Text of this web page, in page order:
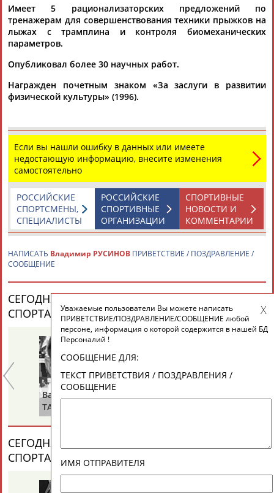
Каримжан
АБДРАХМАНОВ
Аделя
Андрей
Герман
Рамазан
Тагир
Камалудин
АБДУЛДАУДОВ
Абдула
АБДУЛЖАЛИЛОВАБДУЛКАГИРОВАБДУЛЛАЕВ
24 персон из 13181
ЕЩЁ ПЕРСОНЫ
ТАБЛО АКТИВНОСТИ
ЦЕЛИ ПРОЕКТА КОНТАКТЫ
Вопросы сотрудничества и совместной деятельности
Стадион, 1998-2026
Адресов в новостной рассылке: 996
Подпишись
Имеет 5 рационализаторских предложений по
тренажерам для совершенствования техники прыжков на
лыжах с трамплина и контроля биомеханических
параметров.
Опубликовал более 30 научных работ.
Награжден почетным знаком «За заслуги в развитии
физической культуры» (1996).
Если вы нашли ошибку в данных или имеете
недостающую информацию, внесите изменения
самостоятельно
СПОРТИВНЫЕ
НОВОСТИ И
КОММЕНТАРИИ
РОССИЙСКИЕ
СПОРТИВНЫЕ
ОРГАНИЗАЦИИ
РОССИЙСКИЕ
СПОРТСМЕНЫ,
СПЕЦИАЛИСТЫ
НАПИСАТЬ Владимир РУСИНОВ ПРИВЕТСТВИЕ / ПОЗДРАВЛЕНИЕ /
СООБЩЕНИЕ
СЕГОДНЯ ДЕНЬ РОЖДЕНИЯ У ПЕРСОН ИЗ МИРА
СПОРТА (25 ПЕРСОНАЛИЙ)
ВЕСЬ СПИСОК
Валерий
ТАРАКАНОВ
СЕГОДНЯ ДЕНЬ ПАМЯТИ У ПЕРСОН ИЗ МИРА
СПОРТА (2 ПЕРСОНАЛИЙ)
Уважаемые пользователи Вы можете написать
ПРИВЕТСТВИЕ/ПОЗДРАВЛЕНИЕ/СООБЩЕНИЕ любой
персоне, информация о которой содержится в нашей БД
Персоналий !
СООБЩЕНИЕ ДЛЯ:
ТЕКСТ ПРИВЕТСТВИЯ / ПОЗДРАВЛЕНИЯ /
СООБЩЕНИЕ
ИМЯ ОТПРАВИТЕЛЯ